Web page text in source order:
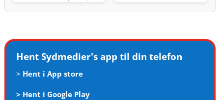
Hent Sydmedier's app til din telefon
> Hent i App store
> Hent i Google Play